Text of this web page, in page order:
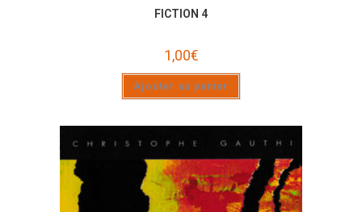
FICTION 4
1,00€
Ajouter au panier